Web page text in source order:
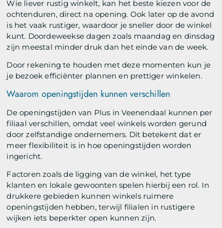
Wie liever rustig winkelt, kan het beste kiezen voor de
ochtenduren, direct na opening. Ook later op de avond
is het vaak rustiger, waardoor je sneller door de winkel
kunt. Doordeweekse dagen zoals maandag en dinsdag
zijn meestal minder druk dan het einde van de week.
Door rekening te houden met deze momenten kun je
je bezoek efficiënter plannen en prettiger winkelen.
Waarom openingstijden kunnen verschillen
De openingstijden van Plus in Veenendaal kunnen per
filiaal verschillen, omdat veel winkels worden gerund
door zelfstandige ondernemers. Dit betekent dat er
meer flexibiliteit is in hoe openingstijden worden
ingericht.
Factoren zoals de ligging van de winkel, het type
klanten en lokale gewoonten spelen hierbij een rol. In
drukkere gebieden kunnen winkels ruimere
openingstijden hebben, terwijl filialen in rustigere
wijken iets beperkter open kunnen zijn.